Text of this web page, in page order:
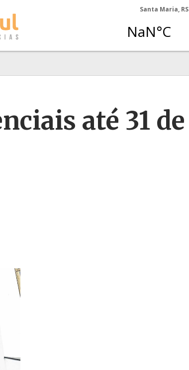
Santa Maria, RS
até 31 de